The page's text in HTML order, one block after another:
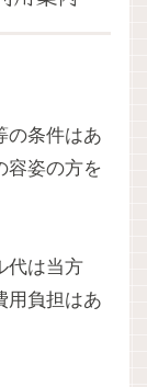
の条件はあ
容姿の方を
代は当方
用負担はあ